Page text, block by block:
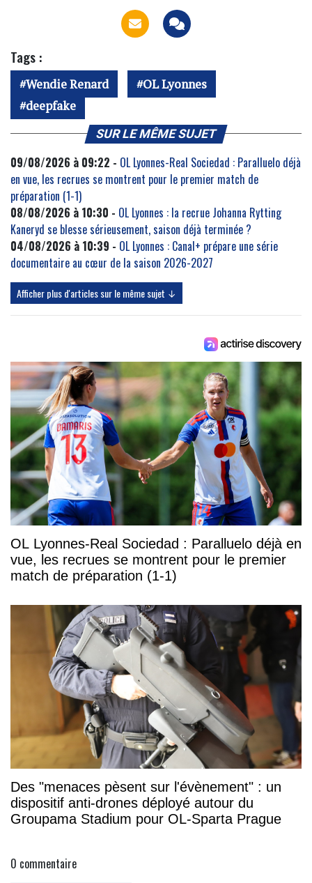
Tags :
Wendie Renard
OL Lyonnes
deepfake
SUR LE MÊME SUJET
09/08/2026 à 09:22 - OL Lyonnes-Real Sociedad : Paralluelo déjà
en vue, les recrues se montrent pour le premier match de
préparation (1-1)
08/08/2026 à 10:30 - OL Lyonnes : la recrue Johanna Rytting
Kaneryd se blesse sérieusement, saison déjà terminée ?
04/08/2026 à 10:39 - OL Lyonnes : Canal+ prépare une série
documentaire au cœur de la saison 2026-2027
Afficher plus d'articles sur le même sujet ↓
OL Lyonnes-Real Sociedad : Paralluelo déjà en
vue, les recrues se montrent pour le premier
match de préparation (1-1)
Des "menaces pèsent sur l'évènement" : un
dispositif anti-drones déployé autour du
Groupama Stadium pour OL-Sparta Prague
0 commentaire